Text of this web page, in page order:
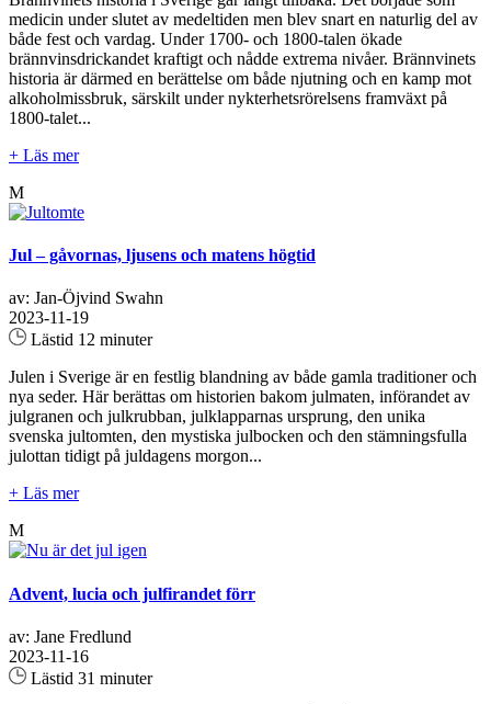
medicin under slutet av medeltiden men blev snart en naturlig del av
både fest och vardag. Under 1700- och 1800-talen ökade
brännvinsdrickandet kraftigt och nådde extrema nivåer. Brännvinets
historia är därmed en berättelse om både njutning och en kamp mot
alkoholmissbruk, särskilt under nykterhetsrörelsens framväxt på
1800-talet...
+ Läs mer
M
Jul – gåvornas, ljusens och matens högtid
av: Jan-Öjvind Swahn
2023-11-19
Lästid 12 minuter
Julen i Sverige är en festlig blandning av både gamla traditioner och
nya seder. Här berättas om historien bakom julmaten, införandet av
julgranen och julkrubban, julklapparnas ursprung, den unika
svenska jultomten, den mystiska julbocken och den stämningsfulla
julottan tidigt på juldagens morgon...
+ Läs mer
M
Advent, lucia och julfirandet förr
av: Jane Fredlund
2023-11-16
Lästid 31 minuter